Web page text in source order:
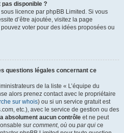
pas disponible ?
licence par phpBB Limited. Si vous
d’être ajoutée, visitez la page
voter pour des idées proposées ou
questions légales concernant ce
de la liste « L’équipe du
alors prenez contact avec le propriétaire
sur whois) ou si un service gratuit est
etc.), avec le service de gestion ou des
absolument aucun contrôle et ne peut
sur comment, où ou par qui ce